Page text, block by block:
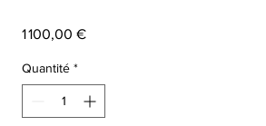
1 100,00 €Prix
Quantité *